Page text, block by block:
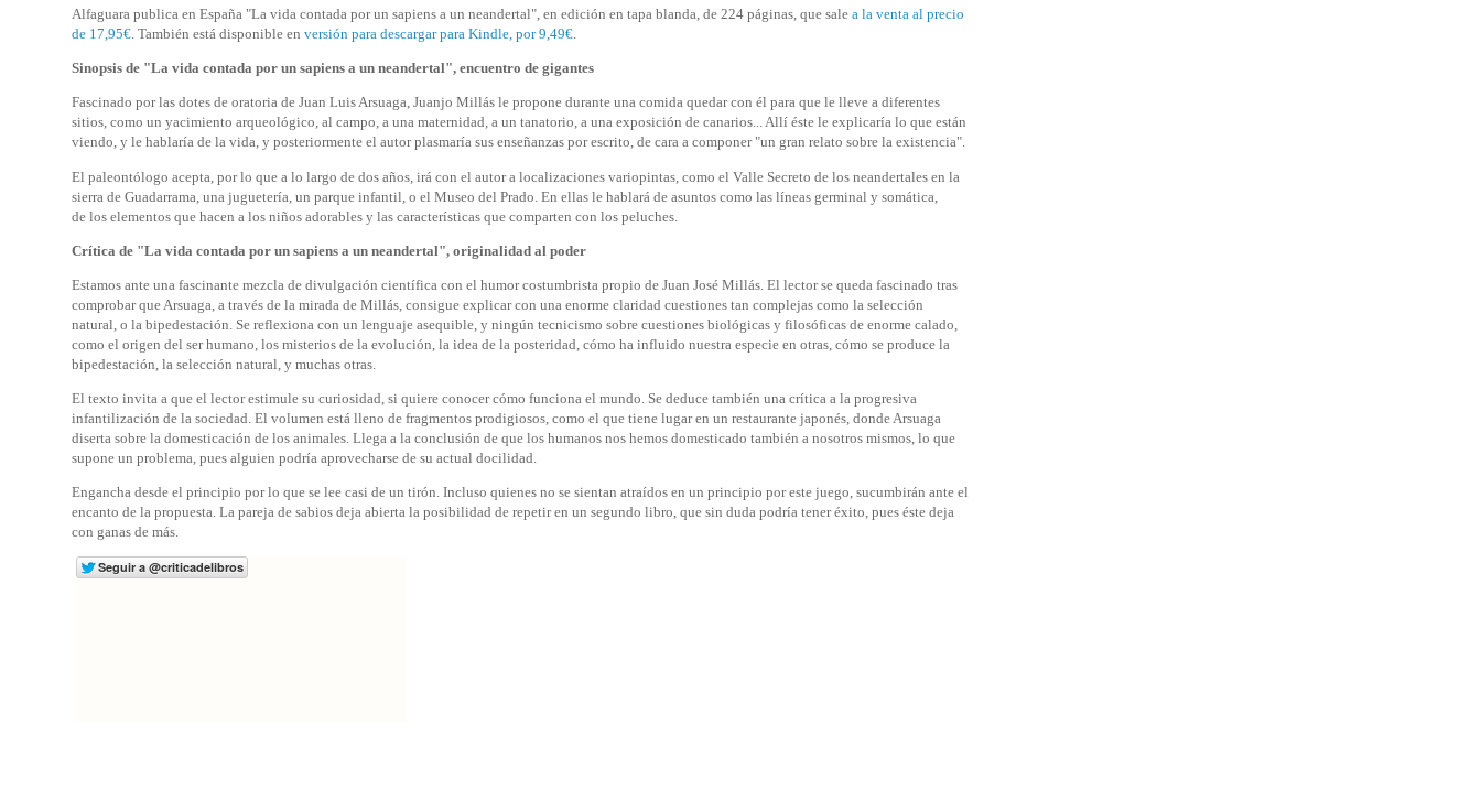
Alfaguara publica en España "La vida contada por un sapiens a un neandertal", en edición en tapa blanda, de 224 páginas, que sale a la venta al precio
de 17,95€ . También está disponible en versión para descargar para Kindle, por 9,49€
Sinopsis de "La vida contada por un sapiens a un neandertal", encuentro de gigantes
Fascinado por las dotes de oratoria de Juan Luis Arsuaga, Juanjo Millás le propone durante una comida quedar con él para que le lleve a diferentes
sitios, como un yacimiento arqueológico, al campo, a una maternidad, a un tanatorio, a una exposición de canarios... Allí éste le explicaría lo que están
viendo, y le hablaría de la vida, y posteriormente el autor plasmaría sus enseñanzas por escrito, de cara a componer "un gran relato sobre la existencia".
El paleontólogo acepta, por lo que a lo largo de dos años, irá con el autor a localizaciones variopintas, como el Valle Secreto de los neandertales en la
sierra de Guadarrama, una juguetería, un parque infantil, o el Museo del Prado. En ellas le hablará de asuntos como las líneas germinal y somática,
de los elementos que hacen a los niños adorables y las características que comparten con los peluches.
Crítica de "La vida contada por un sapiens a un neandertal", originalidad al poder
Estamos ante una fascinante mezcla de divulgación científica con el humor costumbrista propio de Juan José Millás. El lector se queda fascinado tras
comprobar que Arsuaga, a través de la mirada de Millás, consigue explicar con una enorme claridad cuestiones tan complejas como la selección
natural, o la bipedestación. Se reflexiona con un lenguaje asequible, y ningún tecnicismo sobre cuestiones biológicas y filosóficas de enorme calado,
como el origen del ser humano, los misterios de la evolución, la idea de la posteridad, cómo ha influido nuestra especie en otras, cómo se produce la
bipedestación, la selección natural, y muchas otras.
El texto invita a que el lector estimule su curiosidad, si quiere conocer cómo funciona el mundo. Se deduce también una crítica a la progresiva
infantilización de la sociedad. El volumen está lleno de fragmentos prodigiosos, como el que tiene lugar en un restaurante japonés, donde Arsuaga
diserta sobre la domesticación de los animales. Llega a la conclusión de que los humanos nos hemos domesticado también a nosotros mismos, lo que
supone un problema, pues alguien podría aprovecharse de su actual docilidad.
Engancha desde el principio por lo que se lee casi de un tirón. Incluso quienes no se sientan atraídos en un principio por este juego, sucumbirán ante el
encanto de la propuesta. La pareja de sabios deja abierta la posibilidad de repetir en un segundo libro, que sin duda podría tener éxito, pues éste deja
con ganas de más.